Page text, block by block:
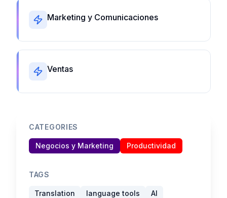
Marketing y Comunicaciones
Ventas
CATEGORIES
Negocios y Marketing Productividad
TAGS
Translation language tools
AI